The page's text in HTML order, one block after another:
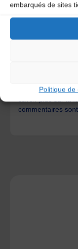
embarqués de sites
Politique de
Ce site utilise
commentaires